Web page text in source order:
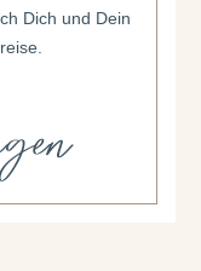
Dich und Dein